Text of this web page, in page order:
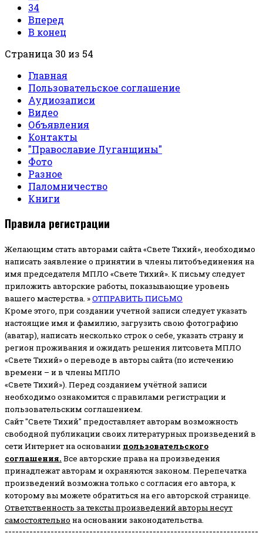
34
Вперед
В конец
Страница 30 из 54
Главная
Пользовательское соглашение
Аудиозаписи
Видео
Объявления
Контакты
"Православие Луганщины"
Фото
Разное
Паломничество
Книги
Правила регистрации
Желающим стать авторами сайта «Свете Тихий», необходимо
написать заявление о принятии в члены литобъединения на
имя председателя МПЛО «Свете Тихий». К письму следует
приложить авторские работы, показывающие уровень
вашего мастерства. »ОТПРАВИТЬ ПИСЬМО
Кроме этого, при создании учетной записи следует указать
настоящие имя и фамилию, загрузить свою фотографию
(аватар), написать несколько строк о себе, указать страну и
регион проживания и ожидать решения литсовета МПЛО
«Свете Тихий» о переводе в авторы сайта (по истечению
времени – и в члены МПЛО
«Свете Тихий»). Перед созданием учётной записи
необходимо ознакомится с правилами регистрации и
пользовательским соглашением.
Сайт "Свете Тихий" предоставляет авторам возможность
свободной публикации своих литературных произведений в
сети Интернет на основании пользовательского
соглашения. Все авторские права на произведения
принадлежат авторам и охраняются законом. Перепечатка
произведений возможна только с согласия его автора, к
которому вы можете обратиться на его авторской странице.
Ответственность за тексты произведений авторы несут
самостоятельно на основании законодательства.
------------------------------------------------------------------------